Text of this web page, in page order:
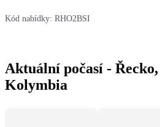
Kód nabídky: RHO2BSI
Aktuální počasí - Řecko,
Kolymbia